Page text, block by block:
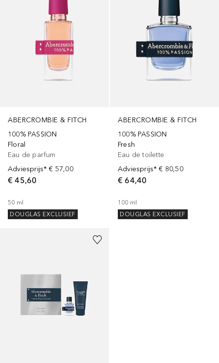
ABERCROMBIE & FITCH
100% PASSION
Floral
Eau de parfum
Adviesprijs* € 57,00
€ 45,60
50 ml
DOUGLAS EXCLUSIEF
ABERCROMBIE & FITCH
100% PASSION
Fresh
Eau de toilette
Adviesprijs* € 80,50
€ 64,40
100 ml
DOUGLAS EXCLUSIEF